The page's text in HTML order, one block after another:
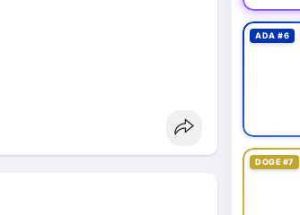
ADA #6
DOGE #7